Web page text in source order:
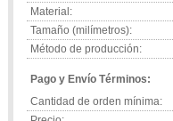
Material:
Tamaño (milímetros):
Método de producción:
Pago y Envío Términos:
Cantidad de orden mínima: